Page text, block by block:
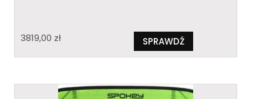
3819,00 zł SPRAWDŹ